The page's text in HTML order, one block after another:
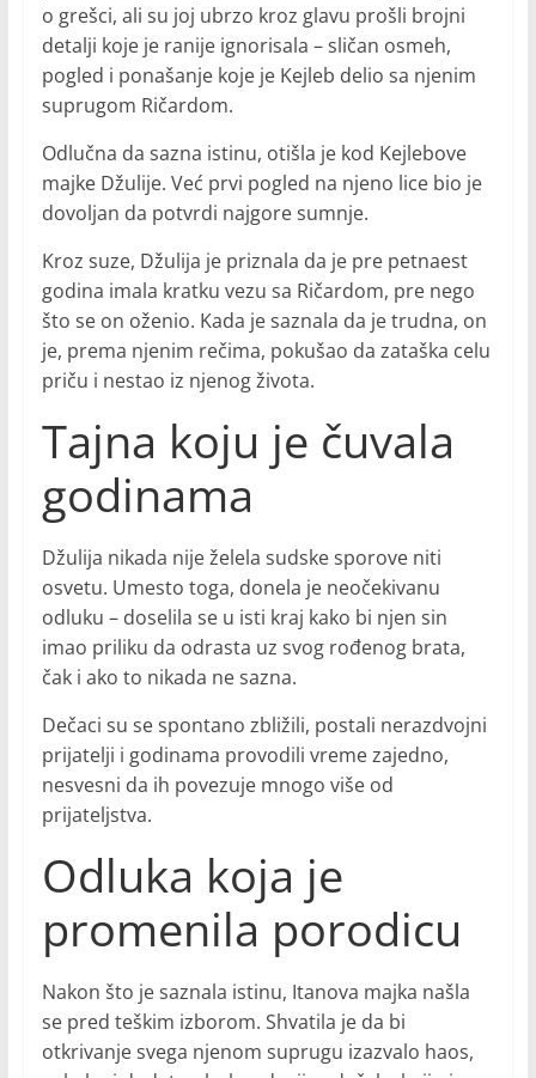
o grešci, ali su joj ubrzo kroz glavu prošli brojni
detalji koje je ranije ignorisala – sličan osmeh,
pogled i ponašanje koje je Kejleb delio sa njenim
suprugom Ričardom.
Odlučna da sazna istinu, otišla je kod Kejlebove
majke Džulije. Već prvi pogled na njeno lice bio je
dovoljan da potvrdi najgore sumnje.
Kroz suze, Džulija je priznala da je pre petnaest
godina imala kratku vezu sa Ričardom, pre nego
što se on oženio. Kada je saznala da je trudna, on
je, prema njenim rečima, pokušao da zataška celu
priču i nestao iz njenog života.
Tajna koju je čuvala
godinama
Džulija nikada nije želela sudske sporove niti
osvetu. Umesto toga, donela je neočekivanu
odluku – doselila se u isti kraj kako bi njen sin
imao priliku da odrasta uz svog rođenog brata,
čak i ako to nikada ne sazna.
Dečaci su se spontano zbližili, postali nerazdvojni
prijatelji i godinama provodili vreme zajedno,
nesvesni da ih povezuje mnogo više od
prijateljstva.
Odluka koja je
promenila porodicu
Nakon što je saznala istinu, Itanova majka našla
se pred teškim izborom. Shvatila je da bi
otkrivanje svega njenom suprugu izazvalo haos,